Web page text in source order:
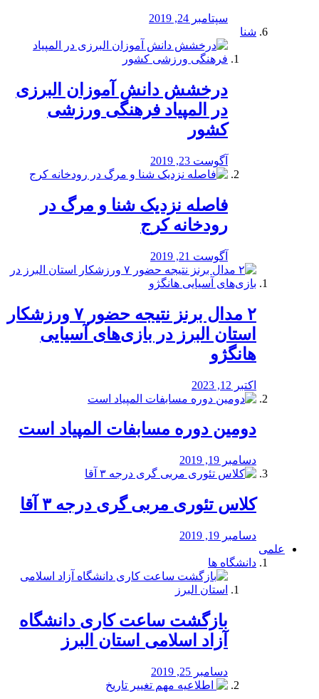
سپتامبر 24, 2019
شنا
درخشش دانش آموزان البرزی
در المپیاد فرهنگی ورزشی
کشور
آگوست 23, 2019
️فاصله نزدیک شنا و مرگ در
رودخانه کرج
آگوست 21, 2019
۲ مدال برنز نتیجه حضور ۷ ورزشکار
استان البرز در بازی‌های آسیایی
هانگژو
اکتبر 12, 2023
دومین دوره مسابفات المپیاد است
دسامبر 19, 2019
کلاس تئوری مربی گری درجه ۳ آقا
دسامبر 19, 2019
علمی
دانشگاه ها
بازگشت ساعت کاری دانشگاه
آزاد اسلامی استان البرز
دسامبر 25, 2019